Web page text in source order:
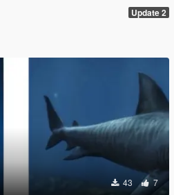
Update 2
43 7